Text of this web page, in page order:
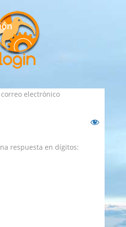
electrónico
respuesta en dígitos: